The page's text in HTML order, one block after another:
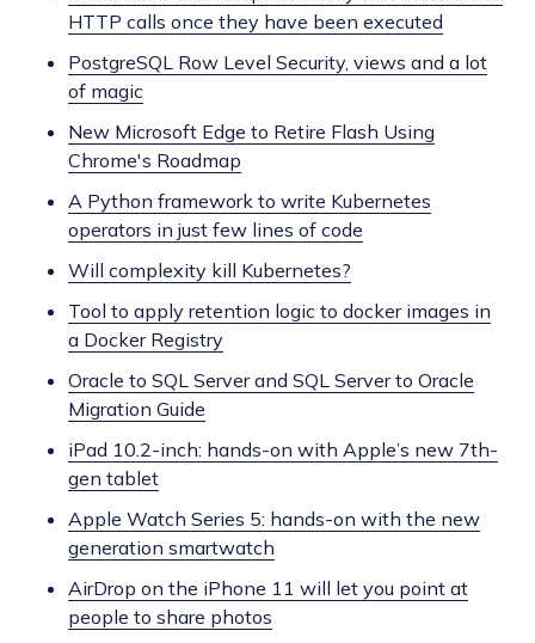
HTTP calls once they have been executed
PostgreSQL Row Level Security, views and a lot
of magic
New Microsoft Edge to Retire Flash Using
Chrome's Roadmap
A Python framework to write Kubernetes
operators in just few lines of code
Will complexity kill Kubernetes?
Tool to apply retention logic to docker images in
a Docker Registry
Oracle to SQL Server and SQL Server to Oracle
Migration Guide
iPad 10.2-inch: hands-on with Apple’s new 7th-
gen tablet
Apple Watch Series 5: hands-on with the new
generation smartwatch
AirDrop on the iPhone 11 will let you point at
people to share photos